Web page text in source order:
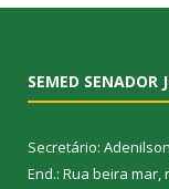
SEMED SENADOR
Secretário:
End.: Rua beira mar,